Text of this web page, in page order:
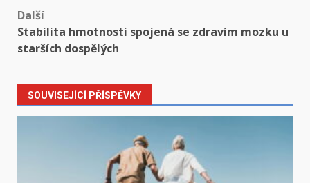
Další
Stabilita hmotnosti spojená se zdravím mozku u
starších dospělých
SOUVISEJÍCÍ PŘÍSPĚVKY